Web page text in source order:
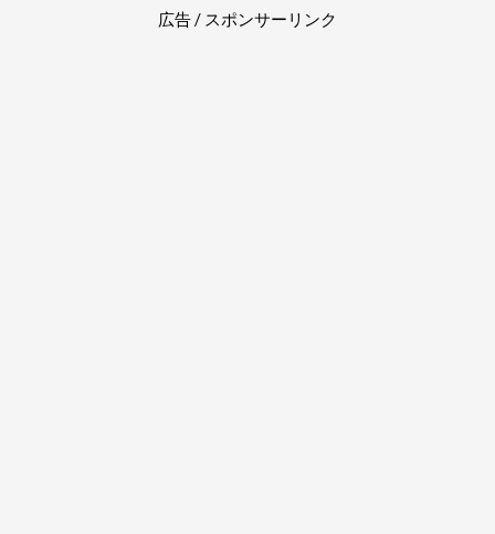
広告 / スポンサーリンク